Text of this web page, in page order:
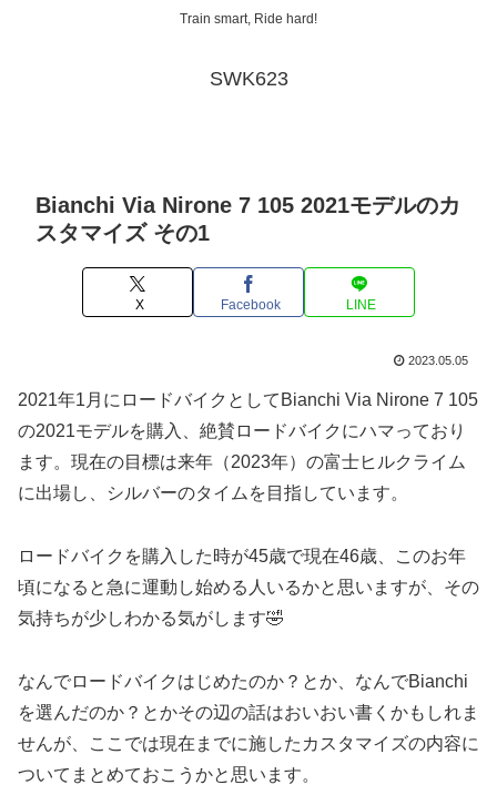
Train smart, Ride hard!
SWK623
Bianchi Via Nirone 7 105 2021モデルのカ
スタマイズ その1
X Facebook LINE
2023.05.05
2021年1月にロードバイクとしてBianchi Via Nirone 7 105
の2021モデルを購入、絶賛ロードバイクにハマっており
ます。現在の目標は来年（2023年）の富士ヒルクライム
に出場し、シルバーのタイムを目指しています。
ロードバイクを購入した時が45歳で現在46歳、このお年
頃になると急に運動し始める人いるかと思いますが、その
気持ちが少しわかる気がします🤣
なんでロードバイクはじめたのか？とか、なんでBianchi
を選んだのか？とかその辺の話はおいおい書くかもしれま
せんが、ここでは現在までに施したカスタマイズの内容に
ついてまとめておこうかと思います。